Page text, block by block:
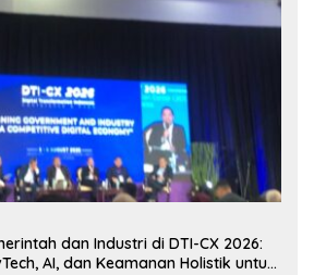
dan Industri di DTI-CX 2026:
AI, dan Keamanan Holistik untuk